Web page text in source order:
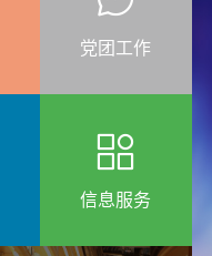
党团工作
信息服务